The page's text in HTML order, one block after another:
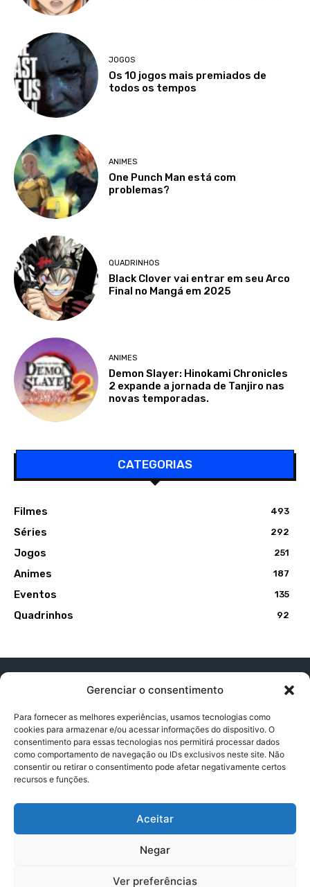
Gerenciar o consentimento
Para fornecer as melhores experiências, usamos tecnologias como
cookies para armazenar e/ou acessar informações do dispositivo. O
consentimento para essas tecnologias nos permitirá processar dados
como comportamento de navegação ou IDs exclusivos neste site. Não
consentir ou retirar o consentimento pode afetar negativamente certos
recursos e funções.
Aceitar
Negar
Ver preferências
JOGOS
Os 10 jogos mais premiados de
todos os tempos
ANIMES
One Punch Man está com
problemas?
QUADRINHOS
Black Clover vai entrar em seu Arco
Final no Mangá em 2025
ANIMES
Demon Slayer: Hinokami Chronicles
2 expande a jornada de Tanjiro nas
novas temporadas.
CATEGORIAS
Filmes 493
Séries 292
Jogos 251
Animes 187
Eventos 135
Quadrinhos 92
Contato:contatopapogeek@gmail.com
Política de Privacidade
Termos e Condições